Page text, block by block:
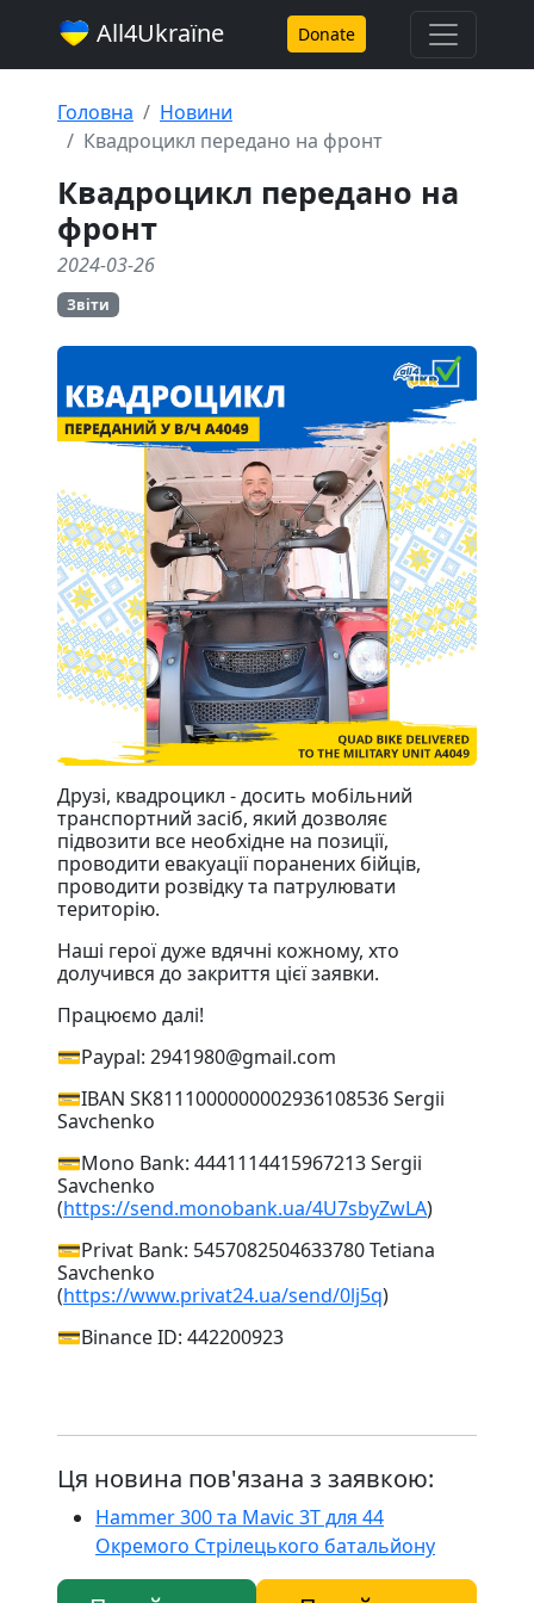
All4Ukraїne Donate
Головна
Новини
Квадроцикл передано на фронт
Квадроцикл передано на
фронт
2024-03-26
Звіти
Друзі, квадроцикл - досить мобільний
транспортний засіб, який дозволяє
підвозити все необхідне на позиції,
проводити евакуації поранених бійців,
проводити розвідку та патрулювати
територію.
Наші герої дуже вдячні кожному, хто
долучився до закриття цієї заявки.
Працюємо далі!
💳Paypal: 2941980@gmail.com
💳IBAN SK8111000000002936108536 Sergii
Savchenko
💳Mono Bank: 4441114415967213 Sergii
Savchenko
(https://send.monobank.ua/4U7sbyZwLA)
💳Privat Bank: 5457082504633780 Tetiana
Savchenko
(https://www.privat24.ua/send/0lj5q)
💳Binance ID: 442200923
Ця новина пов'язана з заявкою:
Hammer 300 та Mavic 3T для 44
Окремого Стрілецького батальйону